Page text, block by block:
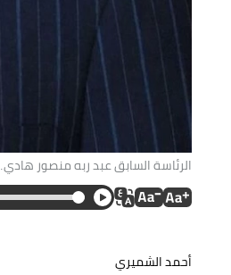
الرئاسة السابق عبد ربه منصور هادي.
أحمد الشميري